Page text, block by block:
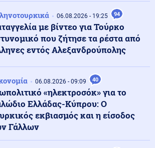
τόπος» το Πόρτο Γερμενό: 84 σπίτια στον
της κατεδάφισης – Πότε ξεκινούν οι
07.08.2026 - 07:23
07.08.2026 - 07:17
η τεχνητή νοημοσύνη οδήγησε στη
της 46χρονης
06.08.2026 - 19:25 94
με βίντεο για Τούρκο
που ζήτησε τα ρέστα από
εντός Αλεξανδρούπολης
06.08.2026 - 09:09 40
«ηλεκτροσόκ» για το
Ελλάδας-Κύπρου: Ο
εκβιασμός και η είσοδος
Γάλλων